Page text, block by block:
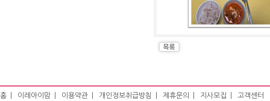
홈 이레아이맘 이용약관 개인정보취급방침 제휴문의 지사모집 고객센터